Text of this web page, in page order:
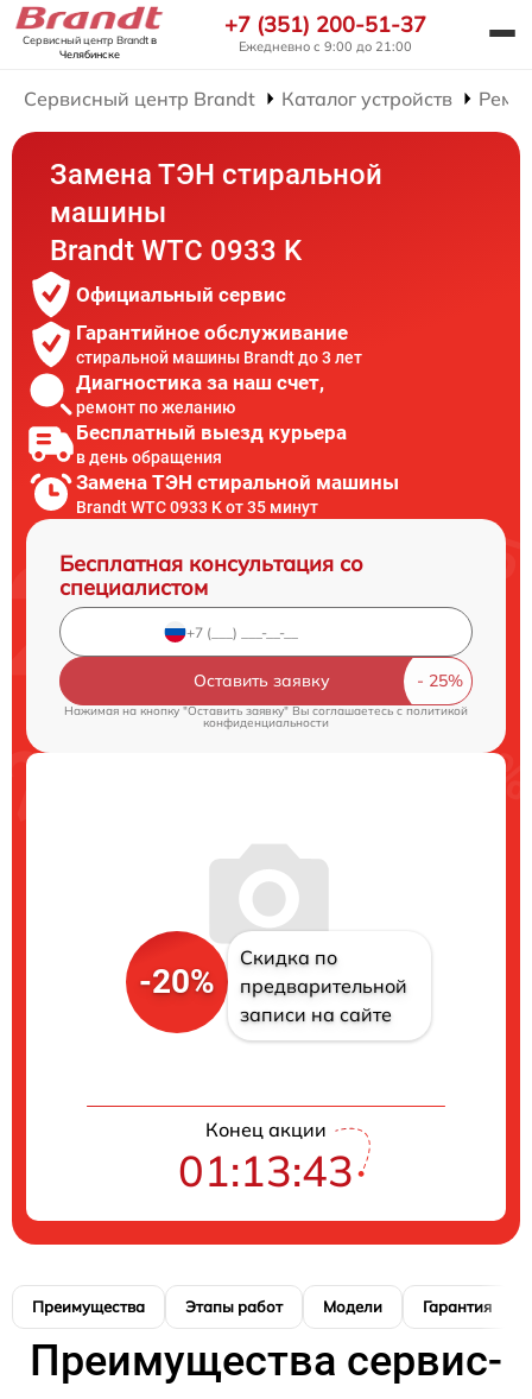
Сервисный центр Brandtв
Челябинске
+7 (351) 200-51-37
Ежедневно с 9:00 до 21:00
Сервисный центр Brandt Каталог устройств
Замена ТЭН стиральной
машины
Brandt WTC 0933 K
Официальный сервис
Гарантийное обслуживание
стиральной машины Brandt до 3 лет
Диагностика за наш счет,
ремонт по желанию
Бесплатный выезд курьера
в день обращения
Замена ТЭН стиральной машины
Brandt WTC 0933 K от 35 минут
Бесплатная консультация со
специалистом
Оставить заявку
Нажимая на кнопку "Оставить заявку" Вы соглашаетесь c политикой
конфиденциальности
-20%
Скидка по
предварительной
записи на сайте
Конец акции
01:13:42
Преимущества Этапы работ Модели Гарантия
Преимущества сервис-